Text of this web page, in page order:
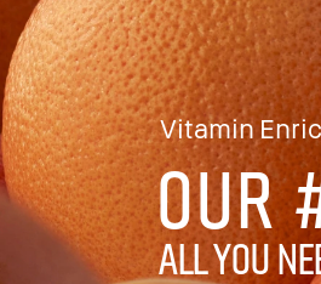
Vitamin
OUR
ALL YOU